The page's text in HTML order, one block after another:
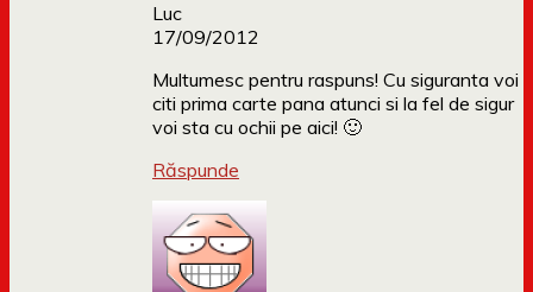
Luc
17/09/2012
Multumesc pentru raspuns! Cu siguranta voi
citi prima carte pana atunci si la fel de sigur
voi sta cu ochii pe aici! 🙂
Răspunde